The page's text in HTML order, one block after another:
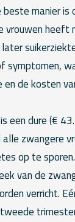
manier
vrouwen heeft
de kosten
een dure (€
zwangere
op te
van de
verricht.